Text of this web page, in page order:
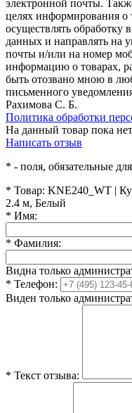
электронной почты.
целях информирования о
осуществлять
данных и направлять на
почты и/или на номер
информацию о товарах,
быть отозвано мною в
письменного
Рахимова С. Б.
Политика обработки
На данный товар пока
Написать отзыв
* - поля, обязательные
* Товар: KNE240_WT |
2.4 м, Белый
* Имя:
* Фамилия:
Видна только
* Телефон:
Виден только
* Текст отзыва: